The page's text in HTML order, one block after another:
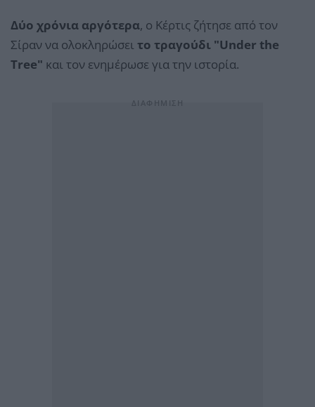
Δύο χρόνια αργότερα, ο Κέρτις ζήτησε από τον
Σίραν να ολοκληρώσει το τραγούδι "Under the
Tree" και τον ενημέρωσε για την ιστορία.